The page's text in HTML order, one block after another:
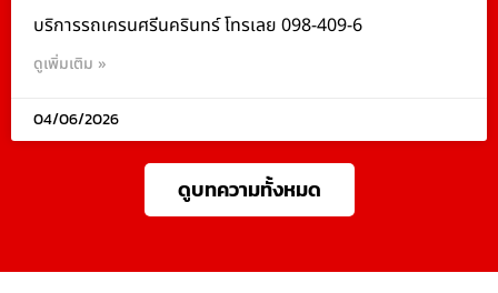
บริการรถเครนศรีนครินทร์ โทรเลย 098-409-6
ดูเพิ่มเติม »
04/06/2026
ดูบทความทั้งหมด